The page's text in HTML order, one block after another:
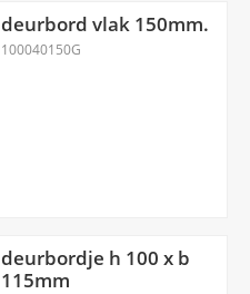
deurbord vlak 150mm.
100040150G
deurbordje h 100 x b
115mm